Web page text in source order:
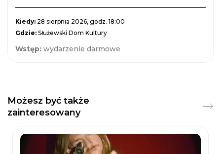
Kiedy: 28 sierpnia 2026, godz. 18:00
Gdzie: Służewski Dom Kultury
Wstęp: wydarzenie darmowe
Możesz być także
zainteresowany